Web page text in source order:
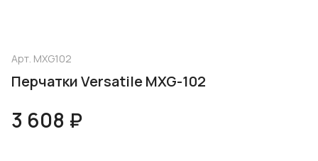
Арт. MXG102
Перчатки Versatile MXG-102
3 608 ₽